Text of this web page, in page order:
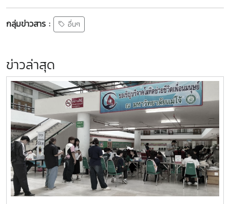
กลุ่มข่าวสาร : อื่นๆ
ข่าวล่าสุด